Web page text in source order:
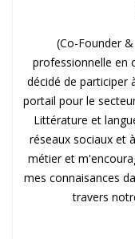
(Co-Founder
professionnelle en
décidé de participer
portail pour le
Littérature et
réseaux sociaux et
métier et
mes connaisances
travers